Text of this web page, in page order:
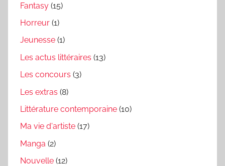
Fantasy (15)
Horreur (1)
Jeunesse (1)
Les actus littéraires (13)
Les concours (3)
Les extras (8)
Littérature contemporaine (10)
Ma vie d'artiste (17)
Manga (2)
Nouvelle (12)